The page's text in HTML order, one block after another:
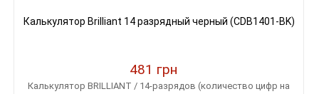
Калькулятор Brilliant 14 разрядный черный (CDB1401-BK)
481 грн
Калькулятор BRILLIANT / 14-разрядов (количество цифр на